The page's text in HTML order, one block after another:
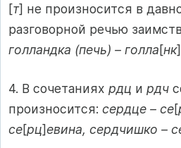
[т] не произносится в
разговорной речью
голландка (печь) – голла[нк]
4. В сочетаниях рдц и рдч
произносится: сердце – се[
се[рц]евина, сердчишко –